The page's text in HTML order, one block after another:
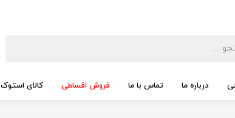
درباره ما تماس با ما فروش اقساطی کالای استوک